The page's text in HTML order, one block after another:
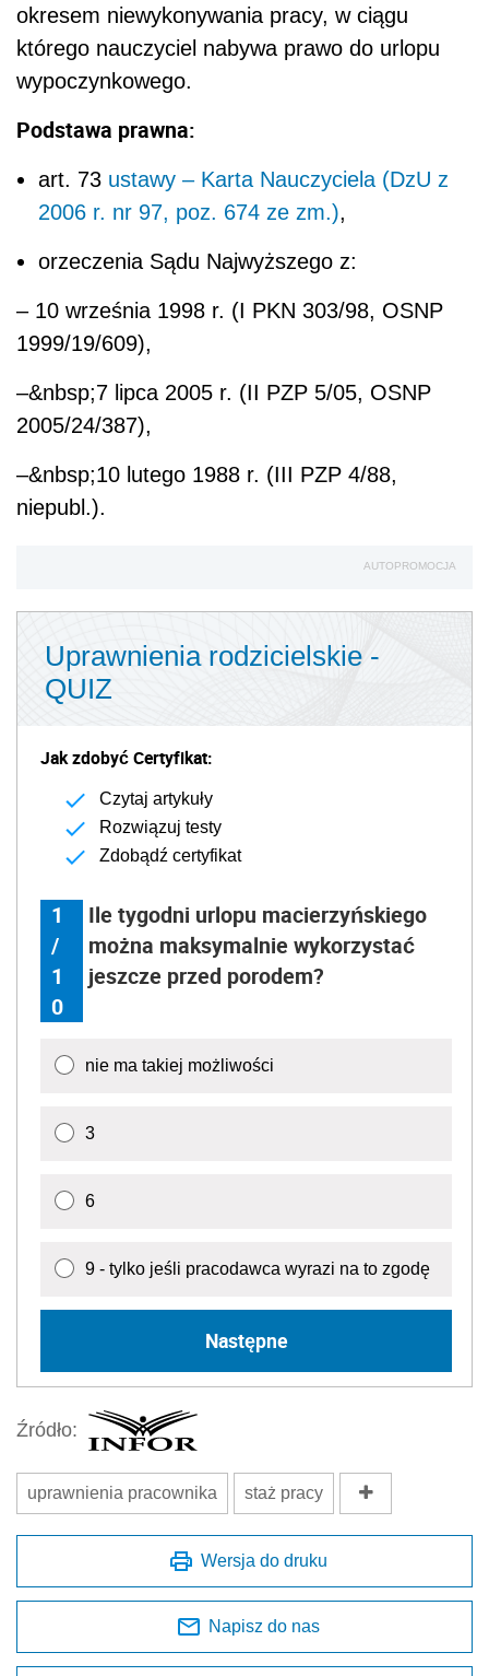
okresem niewykonywania pracy, w ciągu
którego nauczyciel nabywa prawo do urlopu
wypoczynkowego.
Podstawa prawna:
art. 73 ustawy – Karta Nauczyciela (DzU z
2006 r. nr 97, poz. 674 ze zm.),
orzeczenia Sądu Najwyższego z:
– 10 września 1998 r. (I PKN 303/98, OSNP
1999/19/609),
–&nbsp;7 lipca 2005 r. (II PZP 5/05, OSNP
2005/24/387),
–&nbsp;10 lutego 1988 r. (III PZP 4/88,
niepubl.).
AUTOPROMOCJA
Uprawnienia rodzicielskie -
QUIZ
Jak zdobyć Certyfikat:
Czytaj artykuły
Rozwiązuj testy
Zdobądź certyfikat
1
/
1
0
Ile tygodni urlopu macierzyńskiego
można maksymalnie wykorzystać
jeszcze przed porodem?
nie ma takiej możliwości
3
6
9 - tylko jeśli pracodawca wyrazi na to zgodę
Następne
Źródło:
uprawnienia pracownika staż pracy
Wersja do druku
Napisz do nas